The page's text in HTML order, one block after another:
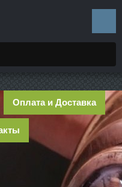
Оплата и Доставка